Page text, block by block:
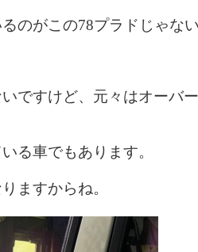
のがこの78プラドじゃな
ですけど、元々はオーバ
る車でもあります。
ますからね。